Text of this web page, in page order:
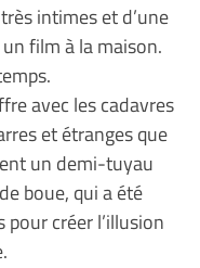
intimes et d’une
film à la maison.
avec les cadavres
et étranges que
un demi-tuyau
boue, qui a été
créer l’illusion